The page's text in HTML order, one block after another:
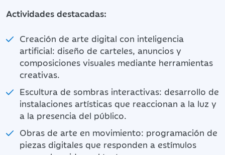
Actividades destacadas:
Creación de arte digital con inteligencia
artificial: diseño de carteles, anuncios y
composiciones visuales mediante herramientas
creativas.
Escultura de sombras interactivas: desarrollo de
instalaciones artísticas que reaccionan a la luz y
a la presencia del público.
Obras de arte en movimiento: programación de
piezas digitales que responden a estímulos